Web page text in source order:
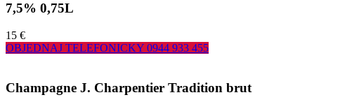
7,5% 0,75L
15 €
OBJEDNAJ TELEFONICKY 0944 933 455
Champagne J. Charpentier Tradition brut